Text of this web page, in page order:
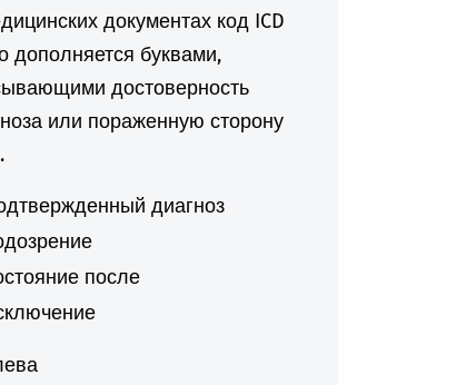
документах код ICD
дополняется буквами,
достоверность
или пораженную сторону
диагноз
после